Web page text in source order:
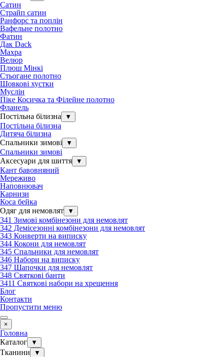
Сатин
Страйп сатин
Ранфорс та поплін
Вафельне полотно
Фатин
Дак Dack
Махра
Велюр
Плюш Мінкі
Стьогане полотно
Шовкові хустки
Муслін
Піке Косичка та Філейне полотно
Фланель
Постільна білизна
▼
Постільна білизна
Дитяча білизна
Спальники зимові
▼
Спальники зимові
Аксесуари для шиття
▼
Кант бавовняний
Мереживо
Наповнювач
Карнизи
Коса бейка
Одяг для немовлят
▼
341 Зимові комбінезони для немовлят
342 Демісезонні комбінезони для немовлят
343 Конверти на виписку
344 Кокони для немовлят
345 Спальники для немовлят
346 Набори на виписку
347 Шапочки для немовлят
348 Святкові банти
3411 Святкові набори на хрещення
Блог
Контакти
Пропустити меню
×
Головна
Каталог
▼
Тканини ▼